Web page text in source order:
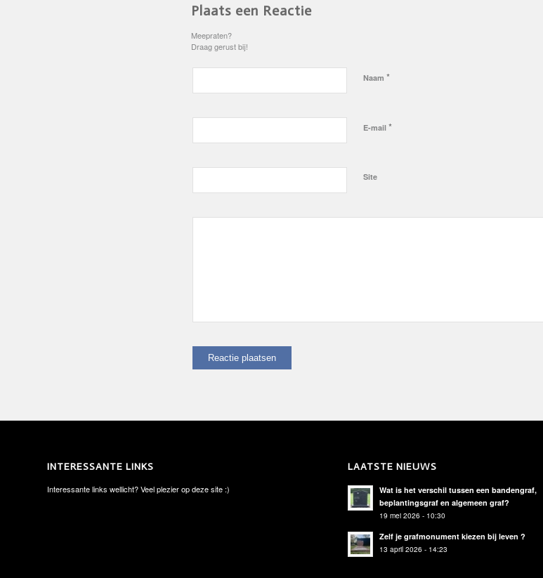
Plaats een Reactie
Meepraten?
Draag gerust bij!
Naam *
E-mail *
Site
INTERESSANTE LINKS
Interessante links wellicht? Veel plezier op deze site :)
LAATSTE NIEUWS
Wat is het verschil tussen een bandengraf,
beplantingsgraf en algemeen graf?
19 mei 2026 - 10:30
Zelf je grafmonument kiezen bij leven ?
13 april 2026 - 14:23